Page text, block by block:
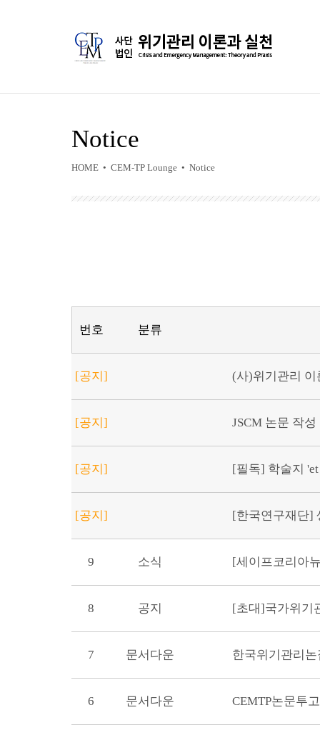
Notice
HOME • CEM-TP Lounge • Notice
번호 분류
[공지] (사)위기관리 이
[공지] JSCM 논문 작
[공지] [필독] 학술지
[공지] [한국연구재단]
9 소식
8 공지 [초대]국가위기
7 문서다운 한국위기관리
6 문서다운 CEMTP논문투